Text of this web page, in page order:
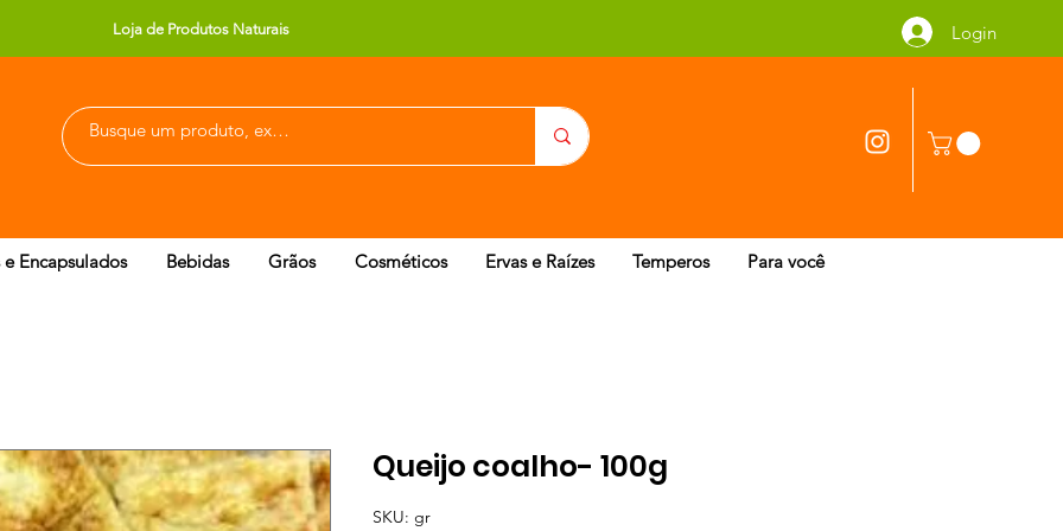
Loja de Produtos Naturais Login
Encapsulados Bebidas Grãos Cosméticos Ervas e Raízes Temperos Para você
Queijo coalho- 100g
SKU: gr